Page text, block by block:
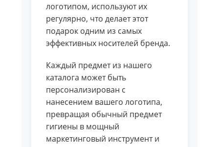
логотипом, используют их
регулярно, что делает этот
подарок одним из самых
эффективных носителей бренда.
Каждый предмет из нашего
каталога может быть
персонализирован с
нанесением вашего логотипа,
превращая обычный предмет
гигиены в мощный
маркетинговый инструмент и